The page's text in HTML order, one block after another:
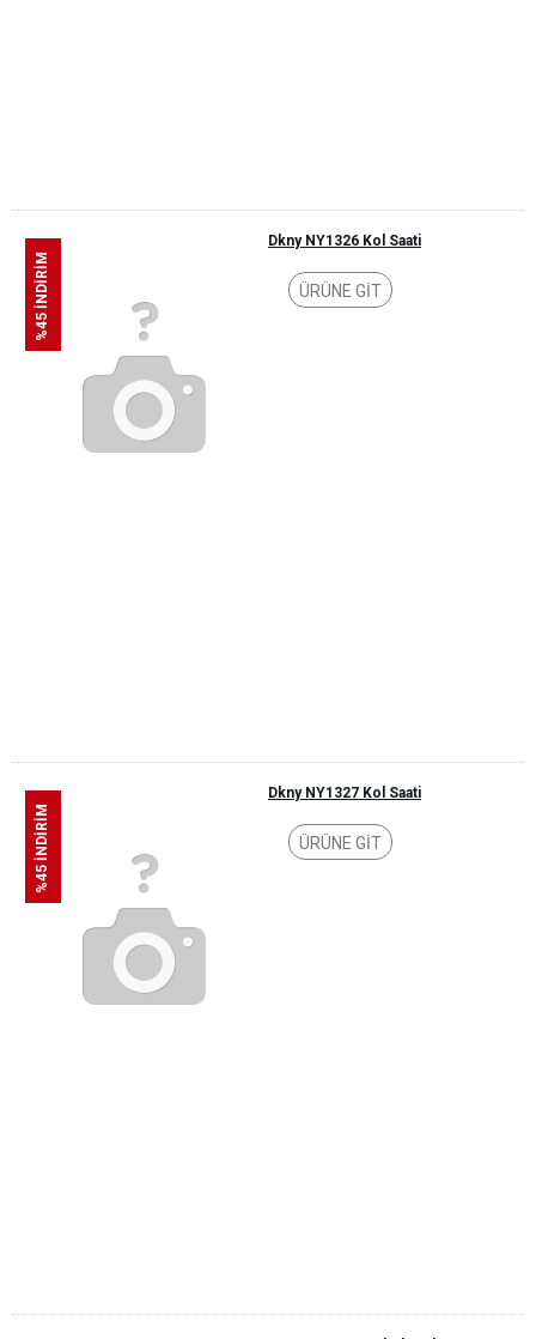
%45 İNDİRİM
Dkny NY1326 Kol Saati
ÜRÜNE GİT
%45 İNDİRİM
Dkny NY1327 Kol Saati
ÜRÜNE GİT